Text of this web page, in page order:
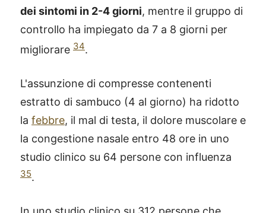
dei sintomi in 2-4 giorni, mentre il gruppo di
controllo ha impiegato da 7 a 8 giorni per
migliorare 34.
L'assunzione di compresse contenenti
estratto di sambuco (4 al giorno) ha ridotto
la febbre, il mal di testa, il dolore muscolare e
la congestione nasale entro 48 ore in uno
studio clinico su 64 persone con influenza
35.